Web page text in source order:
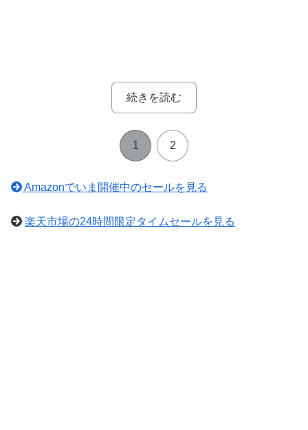
続きを読む
1 2
Amazonでいま開催中のセールを見る
楽天市場の24時間限定タイムセールを見る